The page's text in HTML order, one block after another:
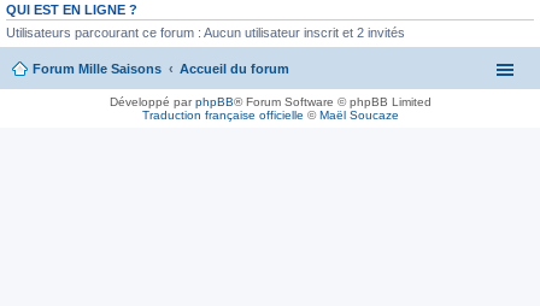
QUI EST EN LIGNE ?
Utilisateurs parcourant ce forum : Aucun utilisateur inscrit et 2 invités
Forum Mille Saisons Accueil du forum
Développé parphpBB® Forum Software © phpBB Limited
Traduction française officielle ©Maël Soucaze